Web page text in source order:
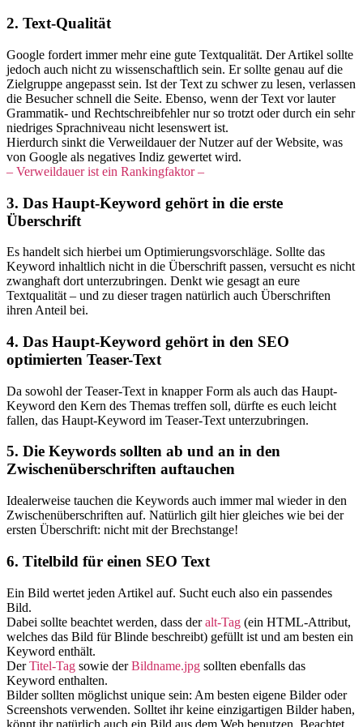
2. Text-Qualität
Google fordert immer mehr eine gute Textqualität. Der Artikel sollte
jedoch auch nicht zu wissenschaftlich sein. Er sollte genau auf die
Zielgruppe angepasst sein. Ist der Text zu schwer zu lesen, verlassen
die Besucher schnell die Seite. Ebenso, wenn der Text vor lauter
Grammatik- und Rechtschreibfehler nur so trotzt oder durch ein sehr
niedriges Sprachniveau nicht lesenswert ist.
Hierdurch sinkt die Verweildauer der Nutzer auf der Website, was
von Google als negatives Indiz gewertet wird.
– Verweildauer ist ein Rankingfaktor –
3. Das Haupt-Keyword gehört in die erste
Überschrift
Es handelt sich hierbei um Optimierungsvorschläge. Sollte das
Keyword inhaltlich nicht in die Überschrift passen, versucht es nicht
zwanghaft dort unterzubringen. Denkt wie gesagt an eure
Textqualität – und zu dieser tragen natürlich auch Überschriften
ihren Anteil bei.
4. Das Haupt-Keyword gehört in den SEO
optimierten Teaser-Text
Da sowohl der Teaser-Text in knapper Form als auch das Haupt-
Keyword den Kern des Themas treffen soll, dürfte es euch leicht
fallen, das Haupt-Keyword im Teaser-Text unterzubringen.
5. Die Keywords sollten ab und an in den
Zwischenüberschriften auftauchen
Idealerweise tauchen die Keywords auch immer mal wieder in den
Zwischenüberschriften auf. Natürlich gilt hier gleiches wie bei der
ersten Überschrift: nicht mit der Brechstange!
6. Titelbild für einen SEO Text
Ein Bild wertet jeden Artikel auf. Sucht euch also ein passendes
Bild.
Dabei sollte beachtet werden, dass deralt-Tag (ein HTML-Attribut,
welches das Bild für Blinde beschreibt) gefüllt ist und am besten ein
Keyword enthält.
DerTitel-Tag sowie derBildname.jpg sollten ebenfalls das
Keyword enthalten.
Bilder sollten möglichst unique sein: Am besten eigene Bilder oder
Screenshots verwenden. Solltet ihr keine einzigartigen Bilder haben,
könnt ihr natürlich auch ein Bild aus dem Web benutzen. Beachtet